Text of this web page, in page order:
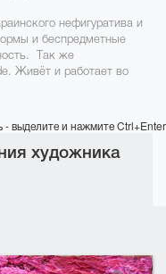
нефигуратива и
и беспредметные
Так же
Живёт и работает во
выделите и нажмите Ctrl+Enter
художника